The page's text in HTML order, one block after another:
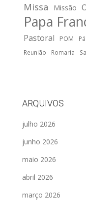
Missa Missão
Papa
Pastoral
POM
Reunião Romaria
ARQUIVOS
julho 2026
junho 2026
maio 2026
abril 2026
março 2026